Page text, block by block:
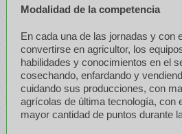
Modalidad de la competencia
En cada una de las jornadas y con
convertirse en agricultor, los
habilidades y conocimientos en el
cosechando, enfardando y
cuidando sus producciones, con
agrícolas de última tecnología, con
mayor cantidad de puntos durante